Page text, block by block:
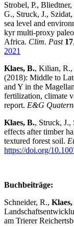
Strobel, P.,
G., Struck, J.,
sea level and
kyr multi-proxy
Africa. Clim. Past 17
2021
Klaes, B., Kilian,
(2018): Middle to
and Y in the
fertilization, climate
report. E&G
Klaes, B., Struck, J.,
effects after timber
textured forest soil.
https://doi.org/
Buchbeiträge:
Schneider, R.,
am Trierer